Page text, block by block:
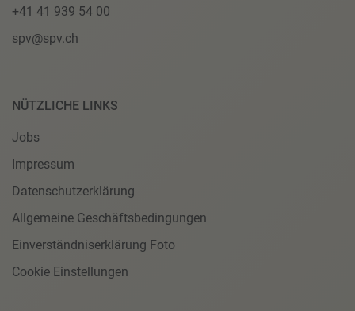
+41 41 939 54 00
spv@spv.ch
NÜTZLICHE LINKS
Jobs
Impressum
Datenschutzerklärung
Allgemeine Geschäftsbedingungen
Einverständniserklärung Foto
Cookie Einstellungen